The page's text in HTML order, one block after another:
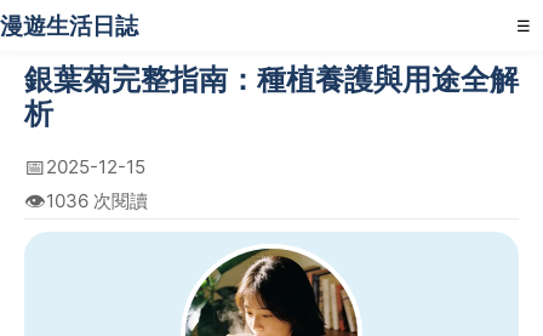
漫遊生活日誌 ☰
銀葉菊完整指南：種植養護與用途全解
析
📅2025-12-15
👁️1036 次閱讀